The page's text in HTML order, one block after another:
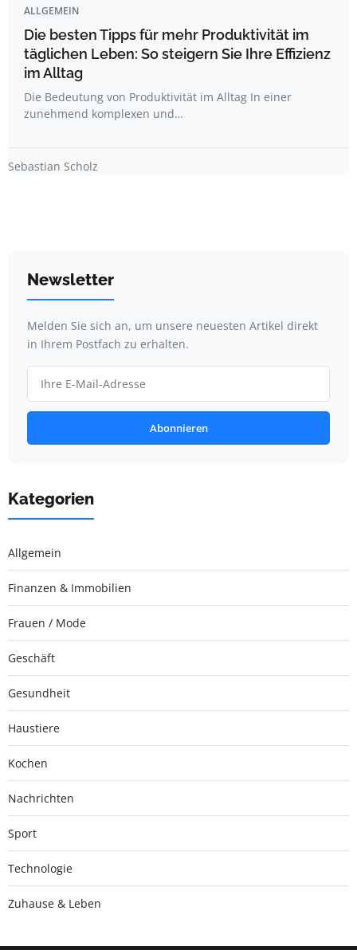
ALLGEMEIN
Die besten Tipps für mehr Produktivität im
täglichen Leben: So steigern Sie Ihre Effizienz
im Alltag
Die Bedeutung von Produktivität im Alltag In einer
zunehmend komplexen und…
Sebastian Scholz
Newsletter
Melden Sie sich an, um unsere neuesten Artikel direkt
in Ihrem Postfach zu erhalten.
Abonnieren
Kategorien
Allgemein
Finanzen & Immobilien
Frauen / Mode
Geschäft
Gesundheit
Haustiere
Kochen
Nachrichten
Sport
Technologie
Zuhause & Leben